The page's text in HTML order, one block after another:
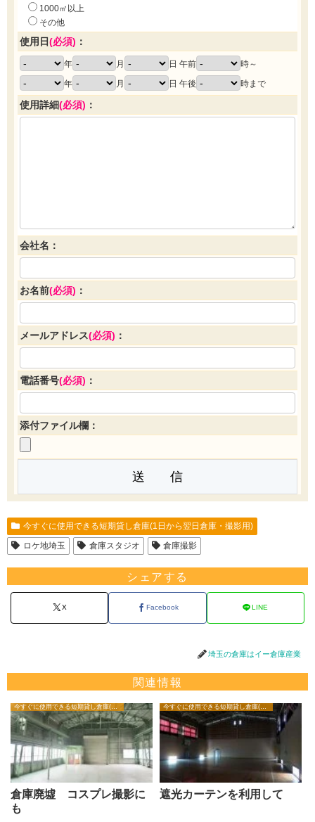
1000㎡以上
その他
使用日(必須) ：
年 月 日 午前
時～
年
月 日 午後 時まで
使用詳細(必須) ：
会社名：
お名前(必須) ：
メールアドレス(必須) ：
電話番号(必須) ：
添付ファイル欄：
今すぐに使用できる短期貸し倉庫(1日から翌日倉庫・撮影用)
ロケ地埼玉
倉庫スタジオ 倉庫撮影
シェアする
X Facebook LINE
埼玉の倉庫はイー倉庫産業
関連情報
倉庫廃墟 コスプレ撮影に
も
今すぐに使用できる短期貸し倉庫(1日から翌日倉庫・撮影用)
遮光カーテンを利用して